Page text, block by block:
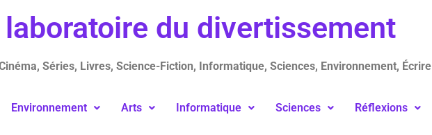
laboratoire du divertissement
Séries, Livres, Science-Fiction, Informatique, Sciences, Environnement, Écrire
Environnement Arts Informatique Sciences Réflexions